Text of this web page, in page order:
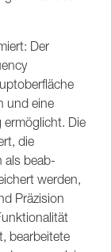
Der
und eine
Die
die
als beab-
werden,
Präzision
bearbeitete